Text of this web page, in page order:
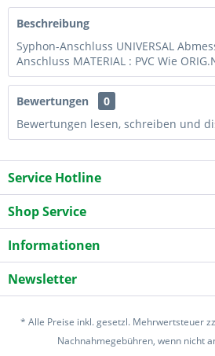
Beschreibung
Syphon-Anschluss UNIVERSAL
Anschluss MATERIAL : PVC Wie
Bewertungen
0
Bewertungen lesen, schreiben und
Service Hotline
Shop Service
Informationen
Newsletter
* Alle Preise inkl. gesetzl. Mehrwertsteuer
Nachnahmegebühren, wenn nicht